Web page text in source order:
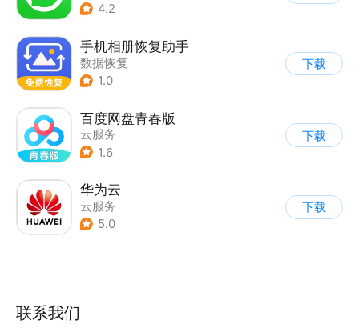
4.2
手机相册恢复助手
数据恢复
1.0
下载
百度网盘青春版
云服务
1.6
下载
华为云
云服务
5.0
下载
联系我们